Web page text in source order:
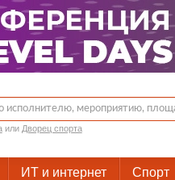
или Дворец спорта
ИТ и интернет Спорт